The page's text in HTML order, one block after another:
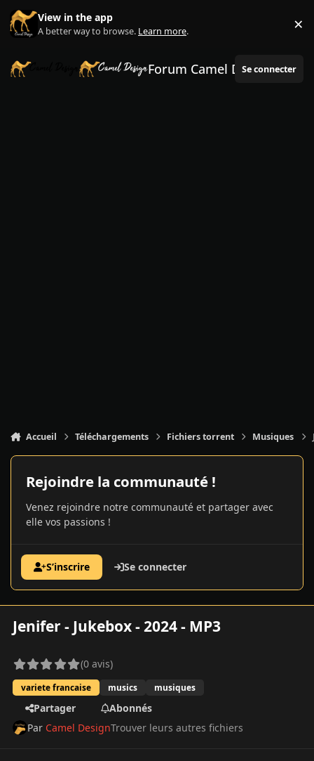
Aller au contenu
View in the app
A better way to browse. Learn more. ×
Forum Camel Design
Se connecter
Accueil Téléchargements Fichiers torrent Musiques
Rejoindre la communauté !
Venez rejoindre notre communauté et partager avec
elle vos passions !
S’inscrire Se connecter
Jenifer - Jukebox - 2024 - MP3
(0 avis)
variete francaise musics musiques
Partager
Abonnés
Par Camel DesignTrouver leurs autres fichiers